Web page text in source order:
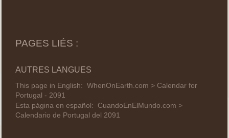
PAGES LIÉS :
AUTRES LANGUES
This page in English: WhenOnEarth.com > Calendar for
Portugal - 2091
Esta página en español: CuandoEnElMundo.com >
Calendario de Portugal del 2091